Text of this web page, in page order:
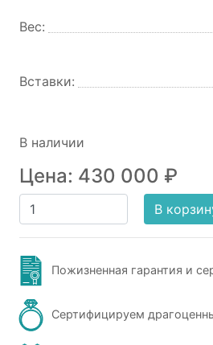
Вес:
Вставки:
В наличии
Цена: 430 000 ₽
В
Пожизненная гарантия и
Сертифицируем